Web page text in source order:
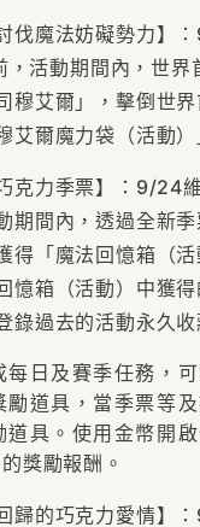
伐魔法妨礙勢力】
活動期間內，世界
穆艾爾」，擊倒世
艾爾魔力袋（活動）
克力季票】：9/24
期間內，透過全新
得「魔法回憶箱（
憶箱（活動）中獲
錄過去的活動永久收
每日及賽季任務，
勵道具，當季票等
具。使用金幣開啟
獎勵報酬。
歸的巧克力愛情】